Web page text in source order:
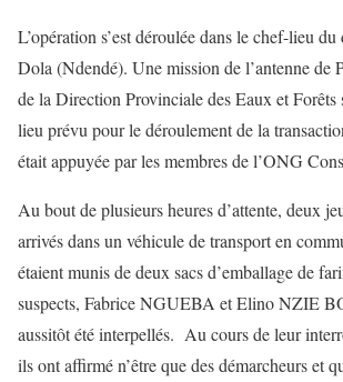
L’opération s’est déroulée dans le chef-lieu
Dola (Ndendé). Une mission de l’antenne de
de la Direction Provinciale des Eaux et Forêts
lieu prévu pour le déroulement de la
était appuyée par les membres de l’ONG
Au bout de plusieurs heures d’attente, deux
arrivés dans un véhicule de transport en
étaient munis de deux sacs d’emballage de
suspects, Fabrice NGUEBA et Elino NZIE
aussitôt été interpellés. Au cours de leur
ils ont affirmé n’être que des démarcheurs et